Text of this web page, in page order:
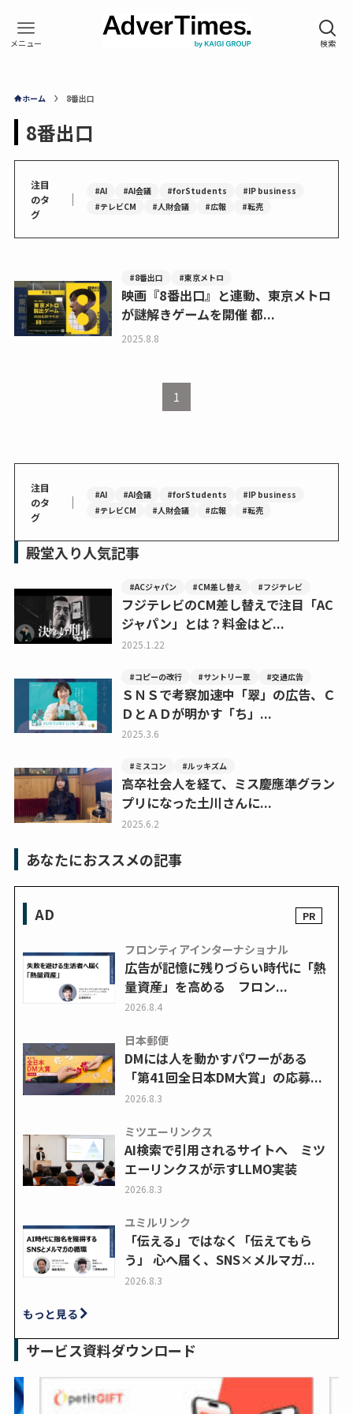
ホーム 8番出口
8番出口
注目
のタ
グ
｜ #AI #AI会議 #forStudents
#IP business
#テレビCM
#人財会議 #広報 #転売
#8番出口 #東京メトロ
映画『8番出口』と連動、東京メトロ
が謎解きゲームを開催 都...
2025.8.8
1
注目
のタ
グ
｜ #AI #AI会議 #forStudents
#IP business
#テレビCM
#人財会議 #広報 #転売
殿堂入り人気記事
#ACジャパン #CM差し替え #フジテレビ
フジテレビのCM差し替えで注目「AC
ジャパン」とは？料金はど...
2025.1.22
#コピーの改行 #サントリー翠 #交通広告
ＳＮＳで考察加速中「翠」の広告、Ｃ
ＤとＡＤが明かす「ち」...
2025.3.6
#ミスコン #ルッキズム
高卒社会人を経て、ミス慶應準グラン
プリになった土川さんに...
2025.6.2
あなたにおススメの記事
AD
フロンティアインターナショナル
広告が記憶に残りづらい時代に「熱
量資産」を高める フロン...
2026.8.4
日本郵便
DMには人を動かすパワーがある
「第41回全日本DM大賞」の応募...
2026.8.3
ミツエーリンクス
AI検索で引用されるサイトへ ミツ
エーリンクスが示すLLMO実装
2026.8.3
ユミルリンク
「伝える」ではなく「伝えてもら
う」 心へ届く、SNS×メルマガ...
2026.8.3
もっと見る
サービス資料ダウンロード